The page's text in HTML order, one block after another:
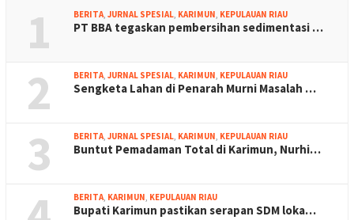
1 BERITA JURNAL SPESIAL KARIMUN KEPULAUAN RIAU
PT BBA tegaskan pembersihan sedimentasi …
2 BERITA JURNAL SPESIAL KARIMUN KEPULAUAN RIAU
Sengketa Lahan di Penarah Murni Masalah …
3 BERITA JURNAL SPESIAL KARIMUN KEPULAUAN RIAU
Buntut Pemadaman Total di Karimun, Nurhi…
BERITA KARIMUN KEPULAUAN RIAU
Bupati Karimun pastikan serapan SDM loka…